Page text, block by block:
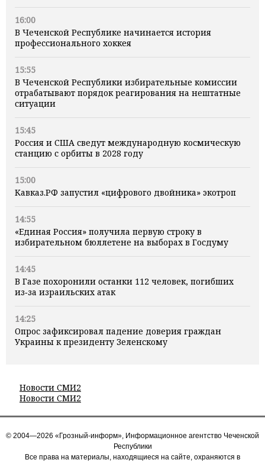
16:00
В Чеченской Республике начинается история
профессионального хоккея
15:55
В Чеченской Республики избирательные комиссии
отрабатывают порядок реагирования на нештатные
ситуации
15:45
Россия и США сведут международную космическую
станцию с орбиты в 2028 году
15:00
Кавказ.РФ запустил «цифрового двойника» экотроп
14:55
«Единая Россия» получила первую строку в
избирательном бюллетене на выборах в Госдуму
14:45
В Газе похоронили останки 112 человек, погибших
из‑за израильских атак
14:25
Опрос зафиксировал падение доверия граждан
Украины к президенту Зеленскому
Новости СМИ2
Новости СМИ2
© 2004—2026 «Грозный-информ», Информационное агентство Чеченской
Республики
Все права на материалы, находящиеся на сайте, охраняются в